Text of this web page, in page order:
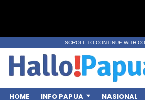
SCROLL TO CONTINUE WITH
HOME INFO PAPUA NASIONAL